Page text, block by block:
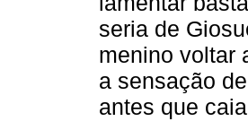
seria de
menino voltar
a sensação
antes que